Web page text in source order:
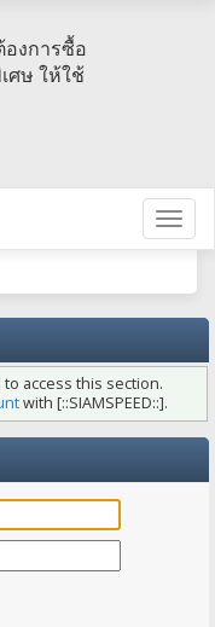
งการซื้อ
ศษ​ ให้ใช้
access this section.
with [::SIAMSPEED::].